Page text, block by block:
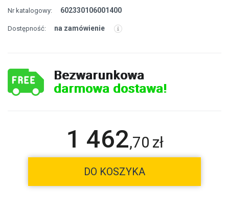
Nr katalogowy: 602330106001400
Dostępność: na zamówienie
Bezwarunkowa
darmowa dostawa!
1 462,70 zł
DO KOSZYKA